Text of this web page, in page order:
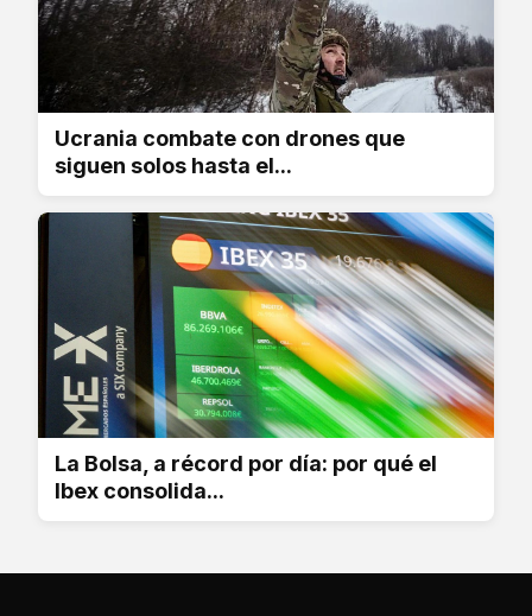
Ucrania combate con drones que
siguen solos hasta el...
La Bolsa, a récord por día: por qué el
Ibex consolida...